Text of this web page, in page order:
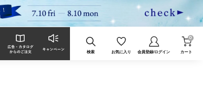
検索 お気に入り 会員登録/ログイン カート
0